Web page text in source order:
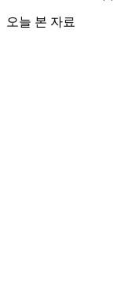
오늘 본 자료